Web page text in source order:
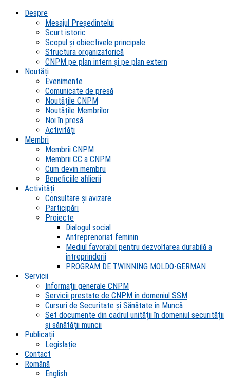
Despre
Mesajul Președintelui
Scurt istoric
Scopul şi obiectivele principale
Structura organizatorică
CNPM pe plan intern şi pe plan extern
Noutăți
Evenimente
Comunicate de presă
Noutățile CNPM
Noutățile Membrilor
Noi în presă
Activități
Membri
Membrii CNPM
Membrii CC a CNPM
Cum devin membru
Beneficiile afilierii
Activități
Consultare și avizare
Participări
Proiecte
Dialogul social
Antreprenoriat feminin
Mediul favorabil pentru dezvoltarea durabilă a
întreprinderii
PROGRAM DE TWINNING MOLDO-GERMAN
Servicii
Informații generale CNPM
Servicii prestate de CNPM in domeniul SSM
Cursuri de Securitate și Sănătate în Muncă
Set documente din cadrul unității în domeniul securității
și sănătății muncii
Publicații
Legislație
Contact
Română
English